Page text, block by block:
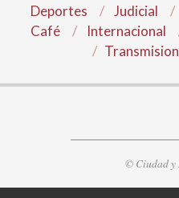
Deportes
Judicial
Café
Internacional
© Ciudad y